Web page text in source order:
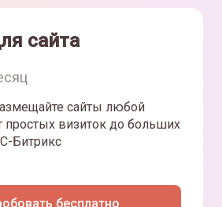
сайта
сайты любой
простых визиток до больших
Битрикс
бесплатно